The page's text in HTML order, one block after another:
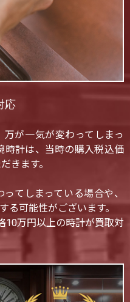
応
が一気が変わってしまっ
時計は、当時の購入税込価
きます。
てしまっている場合や、
る可能性がございます。
万円以上の時計が買取対